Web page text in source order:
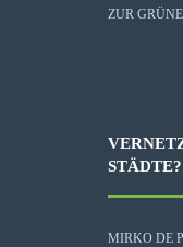
ZUR
STÄDTE?
MIRKO DE